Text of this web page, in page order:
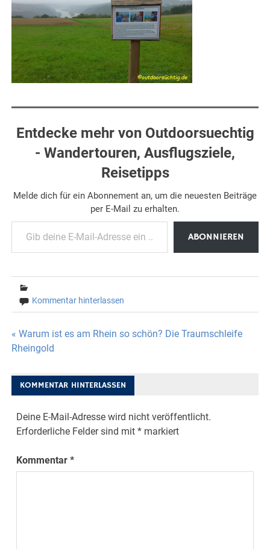
Entdecke mehr von Outdoorsuechtig
- Wandertouren, Ausflugsziele,
Reisetipps
Melde dich für ein Abonnement an, um die neuesten Beiträge
per E-Mail zu erhalten.
Gib deine E-Mail-Adresse ein ...
ABONNIEREN
Kommentar hinterlassen
Beitragsnavigation
« Warum ist es am Rhein so schön? Die Traumschleife
Rheingold
KOMMENTAR HINTERLASSEN
Deine E-Mail-Adresse wird nicht veröffentlicht.
Erforderliche Felder sind mit* markiert
Kommentar*